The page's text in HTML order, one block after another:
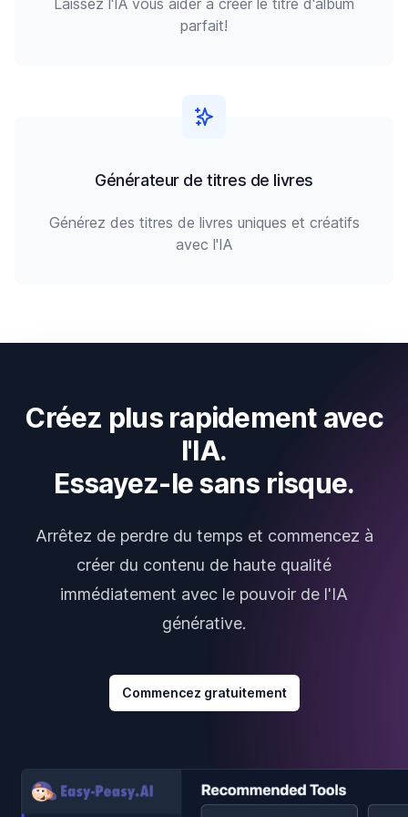
Laissez l'IA vous aider à créer le titre d'album
parfait!
Générateur de titres de livres
Générez des titres de livres uniques et créatifs
avec l'IA
Créez plus rapidement avec
l'IA.
Essayez-le sans risque.
Arrêtez de perdre du temps et commencez à
créer du contenu de haute qualité
immédiatement avec le pouvoir de l'IA
générative.
Commencez gratuitement